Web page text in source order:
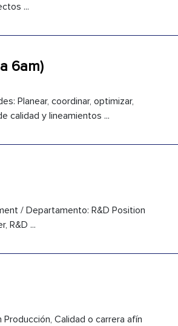
...
6am)
Planear, coordinar, optimizar,
calidad y lineamientos ...
/ Departamento: R&D Position
R&D ...
Calidad o carrera afín